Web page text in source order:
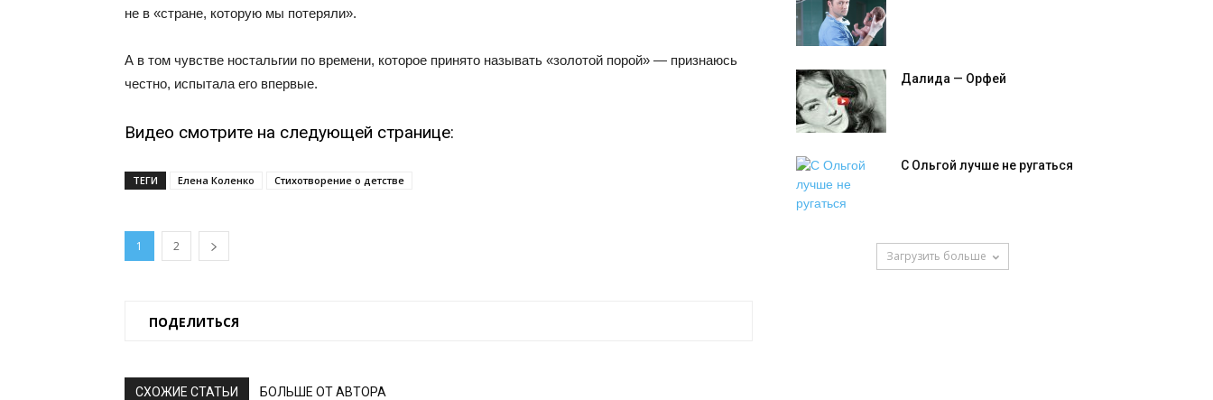
не в «стране, которую мы потеряли».
А в том чувстве ностальгии по времени, которое принято называть «золотой порой» — признаюсь
честно, испытала его впервые.
Видео смотрите на следующей странице:
ТЕГИ Елена Коленко Стихотворение о детстве
1 2
ПОДЕЛИТЬСЯ
СХОЖИЕ СТАТЬИ БОЛЬШЕ ОТ АВТОРА
Далида — Орфей
С Ольгой лучше не ругаться
Загрузить больше